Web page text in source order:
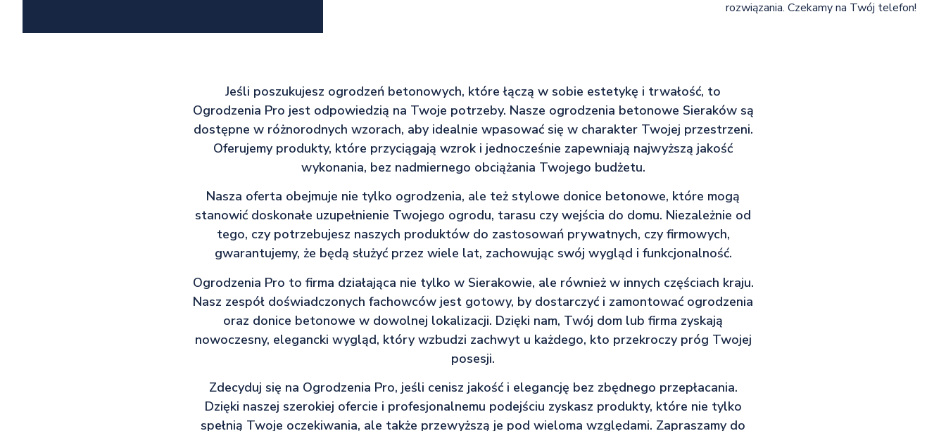
rozwiązania. Czekamy na Twój telefon!
Jeśli poszukujesz ogrodzeń betonowych, które łączą w sobie estetykę i trwałość, to
Ogrodzenia Pro jest odpowiedzią na Twoje potrzeby. Nasze ogrodzenia betonowe Sieraków są
dostępne w różnorodnych wzorach, aby idealnie wpasować się w charakter Twojej przestrzeni.
Oferujemy produkty, które przyciągają wzrok i jednocześnie zapewniają najwyższą jakość
wykonania, bez nadmiernego obciążania Twojego budżetu.
Nasza oferta obejmuje nie tylko ogrodzenia, ale też stylowe donice betonowe, które mogą
stanowić doskonałe uzupełnienie Twojego ogrodu, tarasu czy wejścia do domu. Niezależnie od
tego, czy potrzebujesz naszych produktów do zastosowań prywatnych, czy firmowych,
gwarantujemy, że będą służyć przez wiele lat, zachowując swój wygląd i funkcjonalność.
Ogrodzenia Pro to firma działająca nie tylko w Sierakowie, ale również w innych częściach kraju.
Nasz zespół doświadczonych fachowców jest gotowy, by dostarczyć i zamontować ogrodzenia
oraz donice betonowe w dowolnej lokalizacji. Dzięki nam, Twój dom lub firma zyskają
nowoczesny, elegancki wygląd, który wzbudzi zachwyt u każdego, kto przekroczy próg Twojej
posesji.
Zdecyduj się na Ogrodzenia Pro, jeśli cenisz jakość i elegancję bez zbędnego przepłacania.
Dzięki naszej szerokiej ofercie i profesjonalnemu podejściu zyskasz produkty, które nie tylko
spełnią Twoje oczekiwania, ale także przewyższą je pod wieloma względami. Zapraszamy do